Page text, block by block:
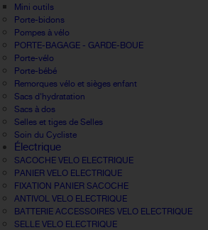
Mini outils
Porte-bidons
Pompes à vélo
PORTE-BAGAGE - GARDE-BOUE
Porte-vélo
Porte-bébé
Remorques vélo et sièges enfant
Sacs d'hydratation
Sacs à dos
Selles et tiges de Selles
Soin du Cycliste
Électrique
SACOCHE VELO ELECTRIQUE
PANIER VELO ELECTRIQUE
FIXATION PANIER SACOCHE
ANTIVOL VELO ELECTRIQUE
BATTERIE ACCESSOIRES VELO ELECTRIQUE
SELLE VELO ELECTRIQUE